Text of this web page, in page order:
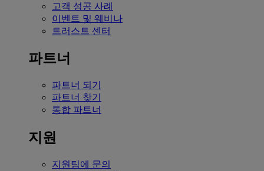
고객 성공 사례
이벤트 및 웨비나
트러스트 센터
파트너
파트너 되기
파트너 찾기
통합 파트너
지원
지원팀에 문의